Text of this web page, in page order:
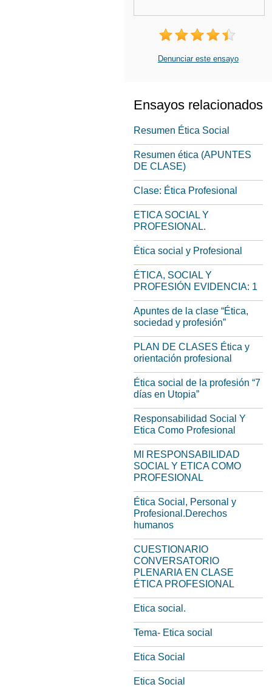
Denunciar este ensayo
Ensayos relacionados
Resumen Ética Social
Resumen ética (APUNTES
DE CLASE)
Clase: Ética Profesional
ETICA SOCIAL Y
PROFESIONAL.
Ética social y Profesional
ÉTICA, SOCIAL Y
PROFESIÓN EVIDENCIA: 1
Apuntes de la clase “Ética,
sociedad y profesión”
PLAN DE CLASES Ética y
orientación profesional
Ética social de la profesión “7
días en Utopia”
Responsabilidad Social Y
Etica Como Profesional
MI RESPONSABILIDAD
SOCIAL Y ETICA COMO
PROFESIONAL
Ética Social, Personal y
Profesional.Derechos
humanos
CUESTIONARIO
CONVERSATORIO
PLENARIA EN CLASE
ÉTICA PROFESIONAL
Etica social.
Tema- Etica social
Etica Social
Etica Social